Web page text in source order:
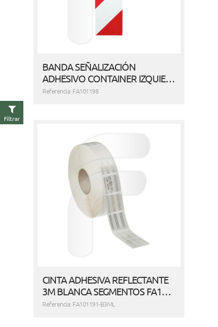
BANDA SEÑALIZACIÓN
ADHESIVO CONTAINER IZQUIE…
Referencia: FA101198
CINTA ADHESIVA REFLECTANTE
3M BLANCA SEGMENTOS FA1…
Referencia: FA101191-B3ML
Filtrar